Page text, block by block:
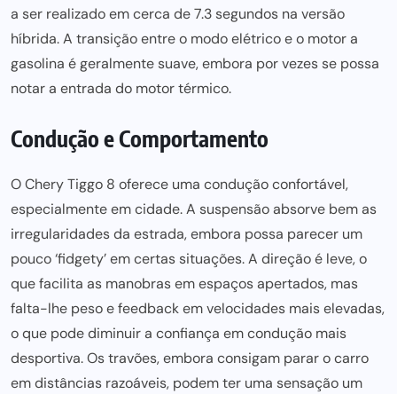
a ser realizado em cerca de 7.3 segundos na versão
híbrida. A transição entre o modo elétrico e o motor a
gasolina é geralmente suave, embora por vezes se possa
notar a entrada do motor térmico.
Condução e Comportamento
O Chery Tiggo 8 oferece uma condução confortável,
especialmente em cidade. A suspensão absorve bem as
irregularidades da estrada, embora possa parecer um
pouco ‘fidgety’ em certas situações. A direção é leve, o
que facilita as manobras em espaços apertados, mas
falta-lhe peso e feedback em velocidades mais elevadas,
o que pode diminuir a confiança em condução mais
desportiva. Os travões, embora consigam parar o carro
em distâncias razoáveis, podem ter uma sensação um